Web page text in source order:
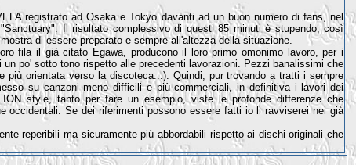
registrato ad Osaka e Tokyo davanti ad un buon numero di fans, nel
Il risultato complessivo di questi 85 minuti è stupendo, così
di essere preparato e sempre all'altezza della situazione.
fila il già citato Egawa, producono il loro primo omonimo lavoro, per i
po' sotto tono rispetto alle precedenti lavorazioni. Pezzi banalissimi che
orientata verso la discoteca...). Quindi, pur trovando a tratti i sempre
su canzoni meno difficili e più commerciali, in definitiva i lavori dei
style, tanto per fare un esempio, viste le profonde differenze che
occidentali. Se dei riferimenti possono essere fatti io li ravviserei nei già
reperibili ma sicuramente più abbordabili rispetto ai dischi originali che